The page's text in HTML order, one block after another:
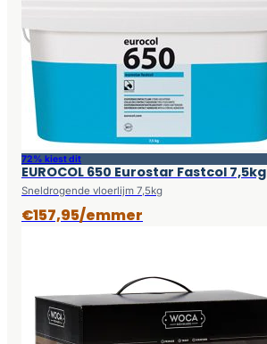
72% kiest dit
EUROCOL 650 Eurostar Fastcol 7,5kg
Sneldrogende vloerlijm 7,5kg
€157,95/emmer